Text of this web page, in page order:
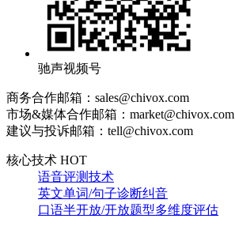
驰声视频号
商务合作邮箱：sales@chivox.com
市场&媒体合作邮箱：market@chivox.com
建议与投诉邮箱：tell@chivox.com
核心技术 HOT
语音评测技术
英文单词/句子诊断纠音
口语半开放/开放题型多维度评估